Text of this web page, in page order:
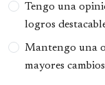
Tengo una
logros
Mantengo una
mayores